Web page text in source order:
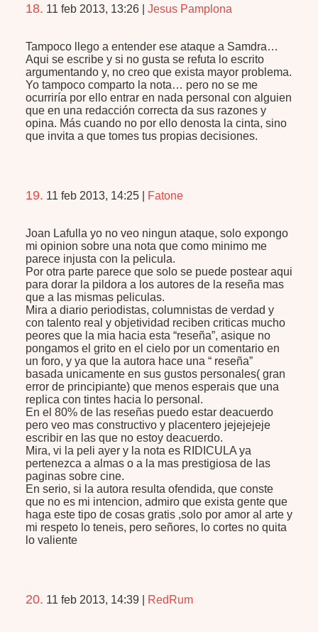
18. 11 feb 2013, 13:26 Jesus Pamplona
Tampoco llego a entender ese ataque a Samdra…
Aqui se escribe y si no gusta se refuta lo escrito
argumentando y, no creo que exista mayor problema.
Yo tampoco comparto la nota… pero no se me
ocurriría por ello entrar en nada personal con alguien
que en una redacción correcta da sus razones y
opina. Más cuando no por ello denosta la cinta, sino
que invita a que tomes tus propias decisiones.
19. 11 feb 2013, 14:25 Fatone
Joan Lafulla yo no veo ningun ataque, solo expongo
mi opinion sobre una nota que como minimo me
parece injusta con la pelicula.
Por otra parte parece que solo se puede postear aqui
para dorar la pildora a los autores de la reseña mas
que a las mismas peliculas.
Mira a diario periodistas, columnistas de verdad y
con talento real y objetividad reciben criticas mucho
peores que la mia hacia esta “reseña”, asique no
pongamos el grito en el cielo por un comentario en
un foro, y ya que la autora hace una “ reseña”
basada unicamente en sus gustos personales( gran
error de principiante) que menos esperais que una
replica con tintes hacia lo personal.
En el 80% de las reseñas puedo estar deacuerdo
pero veo mas constructivo y placentero jejejejeje
escribir en las que no estoy deacuerdo.
Mira, vi la peli ayer y la nota es RIDICULA ya
pertenezca a almas o a la mas prestigiosa de las
paginas sobre cine.
En serio, si la autora resulta ofendida, que conste
que no es mi intencion, admiro que exista gente que
haga este tipo de cosas gratis ,solo por amor al arte y
mi respeto lo teneis, pero señores, lo cortes no quita
lo valiente
20. 11 feb 2013, 14:39 RedRum